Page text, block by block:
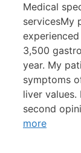
Medical
servicesMy
3,500
year. My
symptoms
liver
second
more